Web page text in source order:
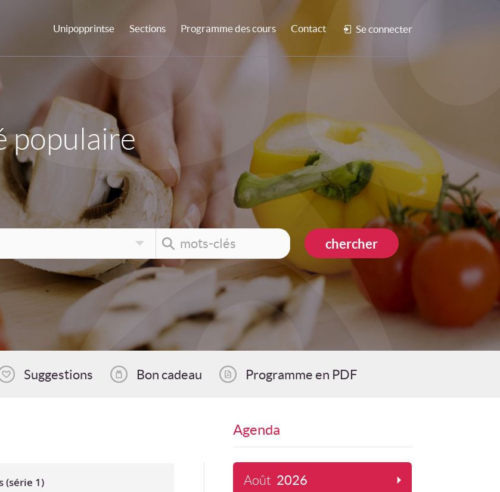
Unipopprintse Sections Programme des cours Contact Se connecter
populaire
Suggestions Bon cadeau Programme en PDF
(série 1)
Agenda
Août 2026